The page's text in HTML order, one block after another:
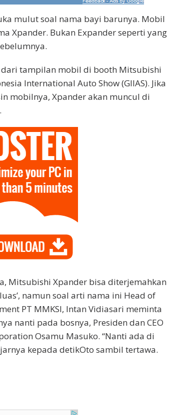
mulut soal nama bayi barunya. Mobil
Xpander. Bukan Expander seperti yang
tampilan mobil di booth Mitsubishi
International Auto Show (GIIAS). Jika
mobilnya, Xpander akan muncul di
Mitsubishi Xpander bisa diterjemahkan
namun soal arti nama ini Head of
PT MMKSI, Intan Vidiasari meminta
nanti pada bosnya, Presiden dan CEO
Osamu Masuko. “Nanti ada di
kepada detikOto sambil tertawa.